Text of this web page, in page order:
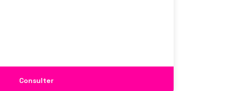
Consulter